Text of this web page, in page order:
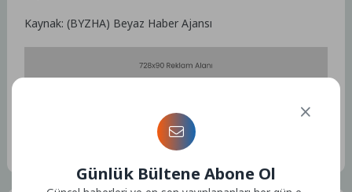
Kaynak: (BYZHA) Beyaz Haber Ajansı
Bu yazıya ait etiket bulunamadı.
Günlük Bültene Abone Ol